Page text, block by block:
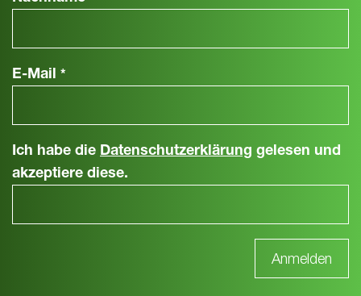
E-Mail *
Ich habe die Datenschutzerklärung gelesen und
akzeptiere diese.